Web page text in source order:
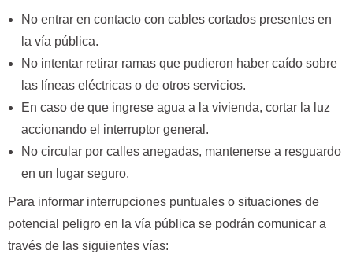
No entrar en contacto con cables cortados presentes en
la vía pública.
No intentar retirar ramas que pudieron haber caído sobre
las líneas eléctricas o de otros servicios.
En caso de que ingrese agua a la vivienda, cortar la luz
accionando el interruptor general.
No circular por calles anegadas, mantenerse a resguardo
en un lugar seguro.
Para informar interrupciones puntuales o situaciones de
potencial peligro en la vía pública se podrán comunicar a
través de las siguientes vías: